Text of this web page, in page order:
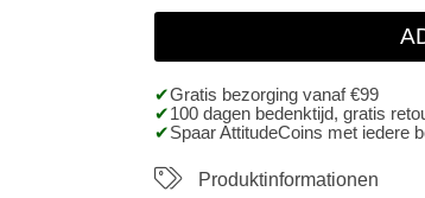
Gratis bezorging vanaf €99
100 dagen bedenktijd, gratis
Spaar AttitudeCoins met iedere
Produktinformationen